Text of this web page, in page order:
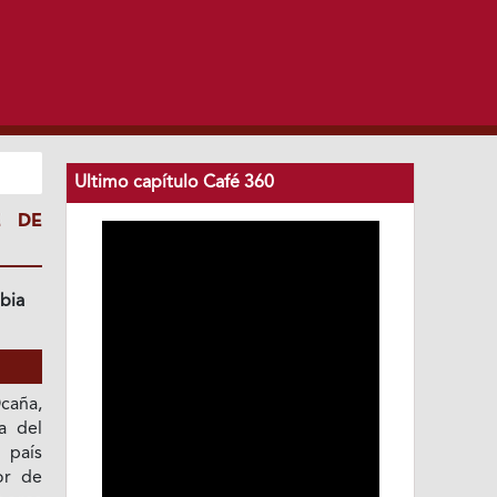
DE
del
país
de
Ultimo capítulo Café 360